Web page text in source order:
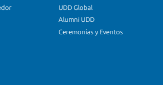
UDD Global
Alumni UDD
Ceremonias y Eventos